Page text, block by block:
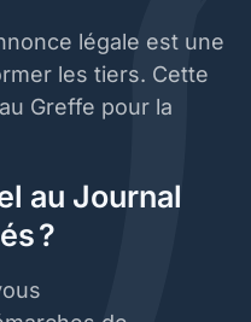
légale est une
les tiers. Cette
Greffe pour la
au Journal
?